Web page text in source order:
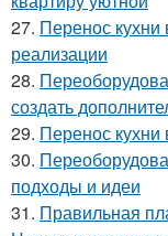
27. Перенос кухни
реализации
28.
создать
29. Перенос кухни
30.
подходы и идеи
31. Правильная